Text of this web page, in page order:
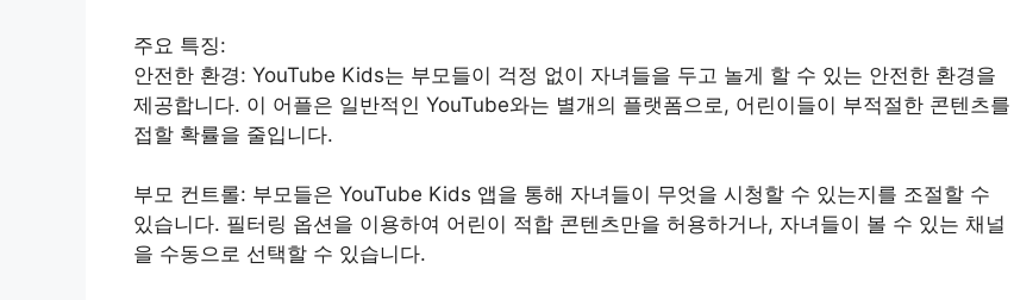
주요 특징:
안전한 환경: YouTube Kids는 부모들이 걱정 없이 자녀들을 두고 놀게 할 수 있는 안전한 환경을
제공합니다. 이 어플은 일반적인 YouTube와는 별개의 플랫폼으로, 어린이들이 부적절한 콘텐츠를
접할 확률을 줄입니다.
부모 컨트롤: 부모들은 YouTube Kids 앱을 통해 자녀들이 무엇을 시청할 수 있는지를 조절할 수
있습니다. 필터링 옵션을 이용하여 어린이 적합 콘텐츠만을 허용하거나, 자녀들이 볼 수 있는 채널
을 수동으로 선택할 수 있습니다.